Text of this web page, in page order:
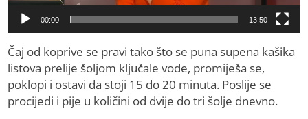
00:00 13:50
Čaj od koprive se pravi tako što se puna supena kašika
listova prelije šoljom ključale vode, promiješa se,
poklopi i ostavi da stoji 15 do 20 minuta. Poslije se
procijedi i pije u količini od dvije do tri šolje dnevno.